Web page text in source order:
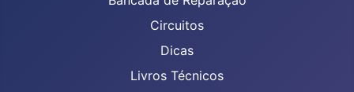
Circuitos
Dicas
Livros Técnicos